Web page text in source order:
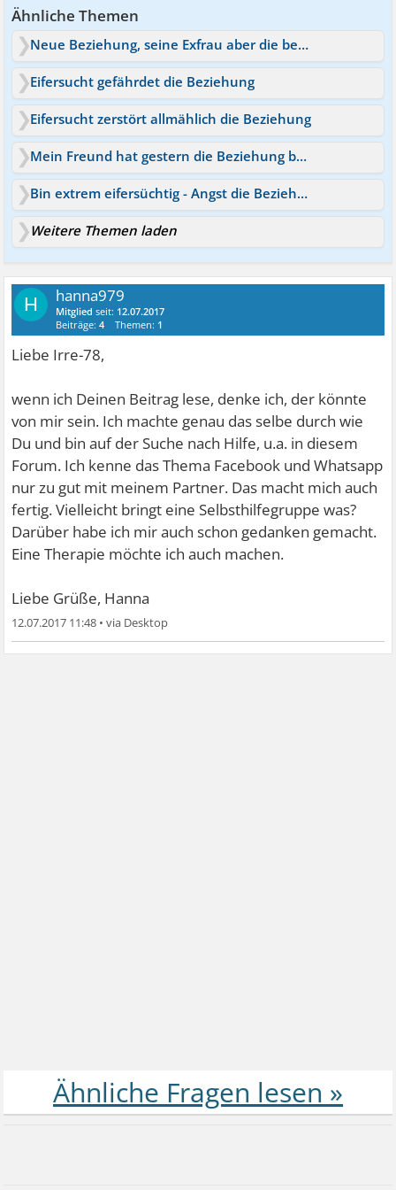
Ähnliche Themen
Neue Beziehung, seine Exfrau aber die beste Freundin
Eifersucht gefährdet die Beziehung
Eifersucht zerstört allmählich die Beziehung
Mein Freund hat gestern die Beziehung beendet
Bin extrem eifersüchtig - Angst die Beziehung zu zerstören
Weitere Themen laden
H hanna979
Mitglied seit: 12.07.2017
Beiträge:4 Themen: 1
Liebe Irre-78,
wenn ich Deinen Beitrag lese, denke ich, der könnte
von mir sein. Ich machte genau das selbe durch wie
Du und bin auf der Suche nach Hilfe, u.a. in diesem
Forum. Ich kenne das Thema Facebook und Whatsapp
nur zu gut mit meinem Partner. Das macht mich auch
fertig. Vielleicht bringt eine Selbsthilfegruppe was?
Darüber habe ich mir auch schon gedanken gemacht.
Eine Therapie möchte ich auch machen.
Liebe Grüße, Hanna
12.07.2017 11:48 •